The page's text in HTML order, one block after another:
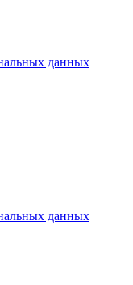
данных
данных